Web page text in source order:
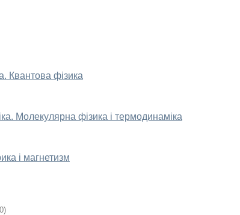
Квантова фізика
Молекулярна фізика і термодинаміка
і магнетизм
)